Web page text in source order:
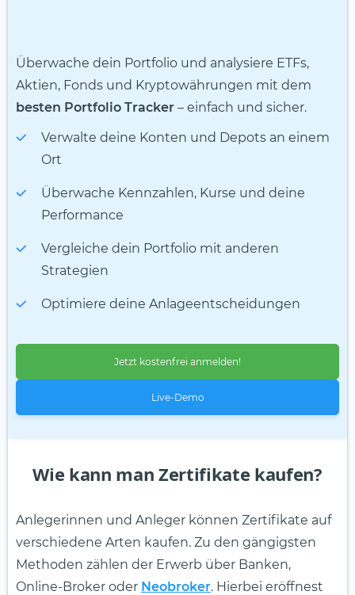
Überwache dein Portfolio und analysiere ETFs,
Aktien, Fonds und Kryptowährungen mit dem
besten Portfolio Tracker – einfach und sicher.
Verwalte deine Konten und Depots an einem
Ort
Überwache Kennzahlen, Kurse und deine
Performance
Vergleiche dein Portfolio mit anderen
Strategien
Optimiere deine Anlageentscheidungen
Jetzt kostenfrei anmelden!
Live-Demo
Wie kann man Zertifikate kaufen?
Anlegerinnen und Anleger können Zertifikate auf
verschiedene Arten kaufen. Zu den gängigsten
Methoden zählen der Erwerb über Banken,
Online-Broker oder Neobroker. Hierbei eröffnest